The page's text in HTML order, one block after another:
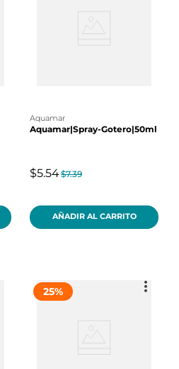
aquamar
Aquamar|Spray-Gotero|50ml
$5.54$7.39
AÑADIR AL CARRITO
25%